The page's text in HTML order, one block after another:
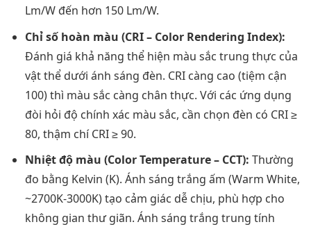
Lm/W đến hơn 150 Lm/W.
Chỉ số hoàn màu (CRI – Color Rendering Index):
Đánh giá khả năng thể hiện màu sắc trung thực của
vật thể dưới ánh sáng đèn. CRI càng cao (tiệm cận
100) thì màu sắc càng chân thực. Với các ứng dụng
đòi hỏi độ chính xác màu sắc, cần chọn đèn có CRI ≥
80, thậm chí CRI ≥ 90.
Nhiệt độ màu (Color Temperature – CCT): Thường
đo bằng Kelvin (K). Ánh sáng trắng ấm (Warm White,
~2700K-3000K) tạo cảm giác dễ chịu, phù hợp cho
không gian thư giãn. Ánh sáng trắng trung tính